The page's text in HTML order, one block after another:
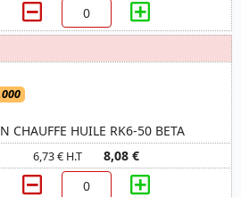
CHAUFFE HUILE RK6-50 BETA
6,73 € H.T 8,08 €